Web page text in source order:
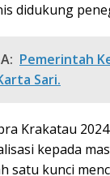
didukung
Pemerintah
Sari.
Krakatau
kepada
satu kunci